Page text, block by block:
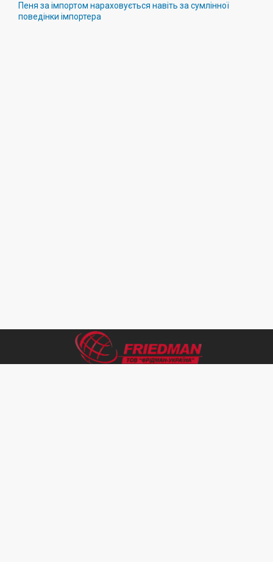
Пеня за імпортом нараховується навіть за сумлінної
поведінки імпортера